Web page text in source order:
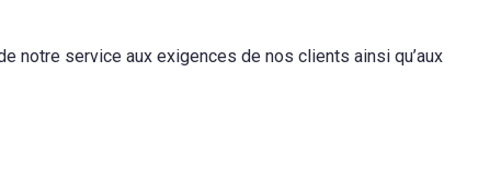
notre service aux exigences de nos clients ainsi qu’aux